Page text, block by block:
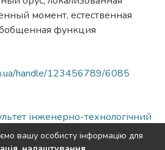
момент, естественная
функция
handle/123456789/6085
інженерно-технологічний
вашу особисту інформацію для